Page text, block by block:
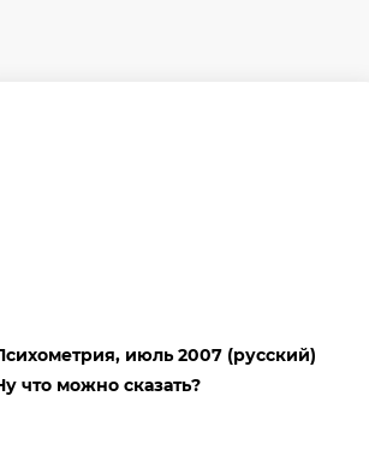
июль 2007 (русский)
что можно сказать?